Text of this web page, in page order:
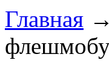
Главная →
флешмобу